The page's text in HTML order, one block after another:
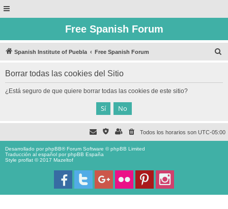
Free Spanish Forum
Spanish Institute of Puebla Free Spanish Forum
Borrar todas las cookies del Sitio
¿Está seguro de que quiere borrar todas las cookies de este sitio?
Todos los horarios son UTC-05:00
Desarrollado porphpBB® Forum Software © phpBB Limited
Traducción al español porphpBB España
Style proflat © 2017 Mazeltof